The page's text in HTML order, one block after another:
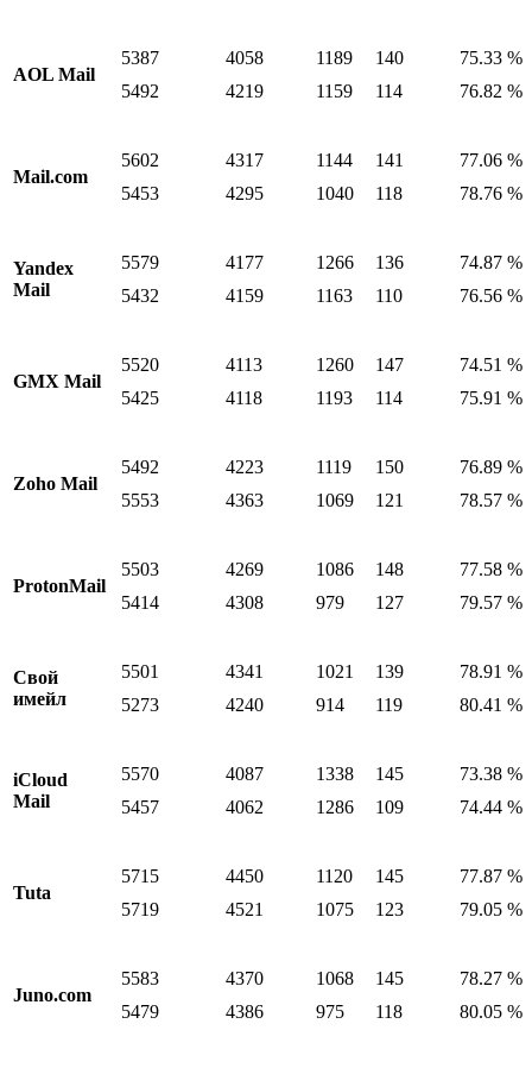
AOL Mail
5387
5492
4058
4219
1189
1159
140
114
75.33 %
76.82 %
Mail.com
5602
5453
4317
4295
1144
1040
141
118
77.06 %
78.76 %
Yandex
Mail
5579
5432
4177
4159
1266
1163
136
110
74.87 %
76.56 %
GMX Mail
5520
5425
4113
4118
1260
1193
147
114
74.51 %
75.91 %
Zoho Mail
5492
5553
4223
4363
1119
1069
150
121
76.89 %
78.57 %
ProtonMail
5503
5414
4269
4308
1086
979
148
127
77.58 %
79.57 %
Свой
имейл
5501
5273
4341
4240
1021
914
139
119
78.91 %
80.41 %
iCloud
Mail
5570
5457
4087
4062
1338
1286
145
109
73.38 %
74.44 %
Tuta
5715
5719
4450
4521
1120
1075
145
123
77.87 %
79.05 %
Juno.com
5583
5479
4370
4386
1068
975
145
118
78.27 %
80.05 %